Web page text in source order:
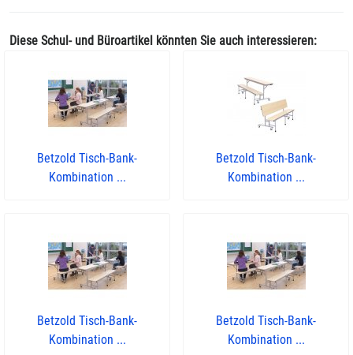
Diese Schul- und Büroartikel könnten Sie auch interessieren:
Betzold Tisch-Bank-
Kombination ...
Betzold Tisch-Bank-
Kombination ...
Betzold Tisch-Bank-
Kombination ...
Betzold Tisch-Bank-
Kombination ...